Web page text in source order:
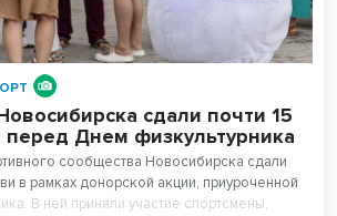
сдали почти 15
перед Днем физкультурника
сообщества Новосибирска сдали
в рамках донорской акции, приуроченной
В ней приняли участие спортсмены,